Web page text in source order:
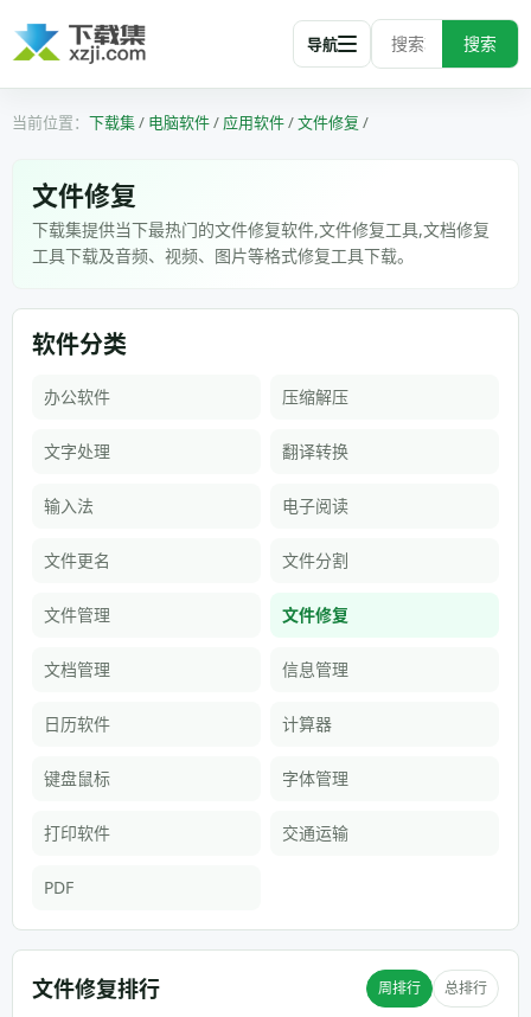
搜索
导航
下载集/ 电脑软件/ 应用软件/文件修复 /
文件修复
下载集提供当下最热门的文件修复软件,文件修复工具,文档修复
工具下载及音频、视频、图片等格式修复工具下载。
软件分类
办公软件 压缩解压
文字处理 翻译转换
输入法 电子阅读
文件更名 文件分割
文件管理 文件修复
文档管理 信息管理
日历软件 计算器
键盘鼠标 字体管理
打印软件 交通运输
PDF
文件修复排行 周排行 总排行